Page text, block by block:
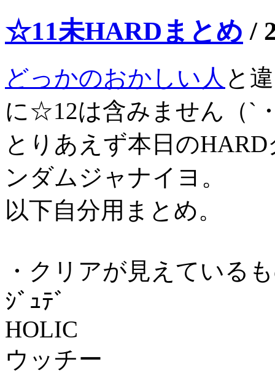
☆11未HARDまとめ /
どっかのおかしい人 と
に☆12は含みません（`
とりあえず本日の
ンダムジャナイヨ。
以下自分用まとめ。
・クリアが見えている
ｼﾞｭﾃﾞ
HOLIC
ウッチー